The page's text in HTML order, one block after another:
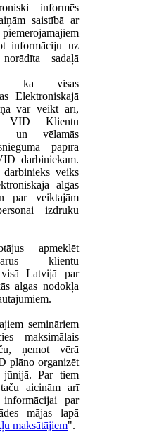
informēs
saistībā ar
informāciju uz
sadaļā
ka visas
Elektroniskajā
var veikt arī,
VID Klientu
un vēlamās
papīra
darbiniekam.
veiks
algas
par veiktajām
izdruku
apmeklēt
klientu
visā Latvijā par
algas nodokļa
semināriem
maksimālais
ņemot vērā
plāno organizēt
jūnijā. Par tiem
aicinām arī
par
mājas lapā
maksātājiem".